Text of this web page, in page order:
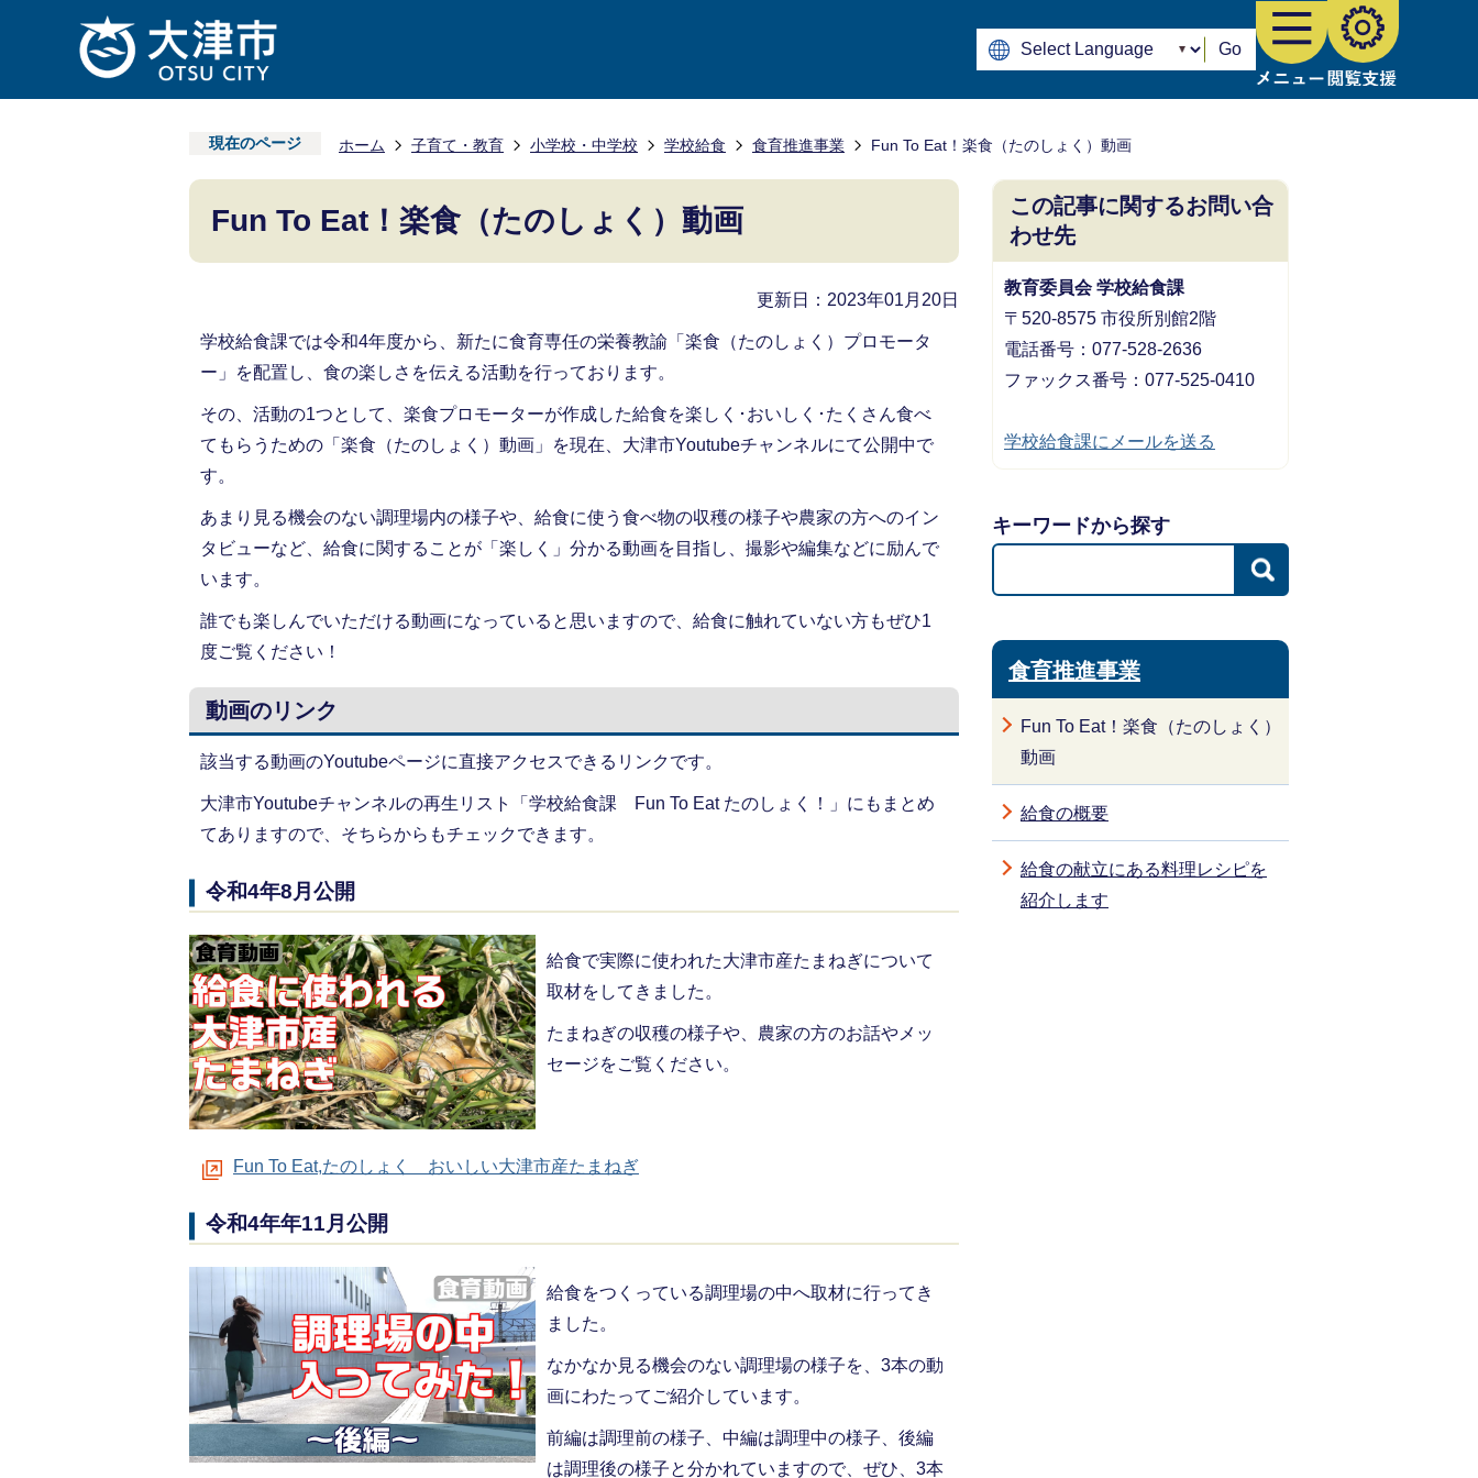
Go
現在のページ ホーム 子育て・教育 小学校・中学校 学校給食 食育推進事業 Fun To Eat！楽食（たのしょく）動画
Fun To Eat！楽食（たのしょく）動画
更新日：2023年01月20日
学校給食課では令和4年度から、新たに食育専任の栄養教諭「楽食（たのしょく）プロモータ
ー」を配置し、食の楽しさを伝える活動を行っております。
その、活動の1つとして、楽食プロモーターが作成した給食を楽しく･おいしく･たくさん食べ
てもらうための「楽食（たのしょく）動画」を現在、大津市Youtubeチャンネルにて公開中で
す。
あまり見る機会のない調理場内の様子や、給食に使う食べ物の収穫の様子や農家の方へのイン
タビューなど、給食に関することが「楽しく」分かる動画を目指し、撮影や編集などに励んで
います。
誰でも楽しんでいただける動画になっていると思いますので、給食に触れていない方もぜひ1
度ご覧ください！
動画のリンク
該当する動画のYoutubeページに直接アクセスできるリンクです。
大津市Youtubeチャンネルの再生リスト「学校給食課 Fun To Eat たのしょく！」にもまとめ
てありますので、そちらからもチェックできます。
令和4年8月公開
給食で実際に使われた大津市産たまねぎについて
取材をしてきました。
たまねぎの収穫の様子や、農家の方のお話やメッ
セージをご覧ください。
Fun To Eat,たのしょく おいしい大津市産たまねぎ
令和4年年11月公開
給食をつくっている調理場の中へ取材に行ってき
ました。
なかなか見る機会のない調理場の様子を、3本の動
画にわたってご紹介しています。
前編は調理前の様子、中編は調理中の様子、後編
は調理後の様子と分かれていますので、ぜひ、3本
この記事に関するお問い合
わせ先
教育委員会 学校給食課
〒520-8575 市役所別館2階
電話番号：077-528-2636
ファックス番号：077-525-0410
学校給食課にメールを送る
キーワードから探す
食育推進事業
Fun To Eat！楽食（たのしょく）
動画
給食の概要
給食の献立にある料理レシピを
紹介します